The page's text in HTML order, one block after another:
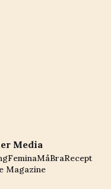
Media
FeminaMåBraRecept
Magazine